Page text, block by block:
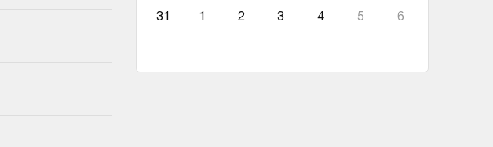
31 1 2 3 4 5 6